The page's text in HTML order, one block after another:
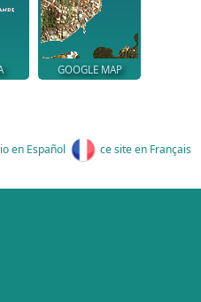
GOOGLE MAP
en Español ce site en Français